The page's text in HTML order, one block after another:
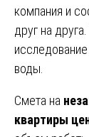
компания и
друг на
воды.
Смета на
квартиры